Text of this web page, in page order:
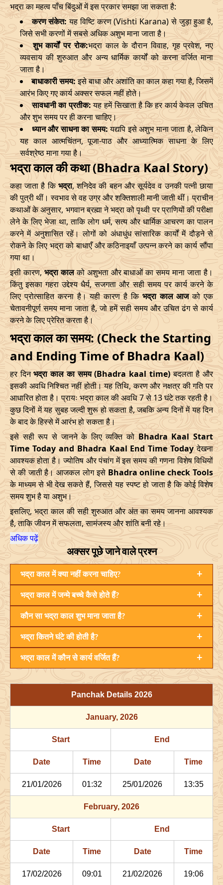
Start
Bhadra
Name
Date Time Date
02/03/2026 17:55 Mrityulok 03/03/2026
06/03/2026 05:28 Patallok 06/03/2026
09/03/2026 23:27 Swarglok 10/03/2026
13/03/2026 19:19:00 Patallok 14/03/2026
17/03/2026 09:22 Mrityulok 17/03/2026
22/03/2026 10:35 Swarglok 22/03/2026
25/03/2026 13:49 Swarglok 26/03/2026
28/03/2026 20:16 Mrityulok 29/03/2026
April, 2026
Start
Bhadra
Name
End
Date Time Date
01/04/2026 07:07 Mrityulok 01/04/2026
04/04/2026 23:04 Patallok 05/04/2026
08/04/2026 19:01 Patallok 09/04/2026
12/04/2026 12:56 Patallok 13/04/2026
15/04/2026 22:32 Mrityulok 16/04/2026
20/04/2026 17:51 Swarglok 21/04/2026
23/04/2026 20:49 Mrityulok 24/04/2026
27/04/2026 06:10 Mrityulok 27/04/2026
30/04/2026 21:12 Patallok 01/05/2026
May, 2026
Start
Bhadra
Name
End
Date Time Date
04/05/2026 16:12 Swarglok
08/05/2026 12:21 Patallok
12/05/2026 03:08 Mrityulok
15/05/2026 08:31
20/05/2026
23/05/2026 05:04 Mrityulok 23/05/2026
26/05/2026 17:45 Patallok 27/05/2026
30/05/2026 11:57 Swarglok 31/05/2026
June, 2026
Start
Bhadra
End
Date Time Date
03/06/2026 08:11 Patallok 03/06/2026
07/06/2026 02:42 Mrityulok 07/06/2026
10/06/2026 13:46 Mrityulok 11/06/2026
भद्रा का महत्व पाँच बिंदुओं में इस प्रकार समझा जा सकता है:
करण संकेत: यह विष्टि करण (Vishti Karana) से जुड़ा हुआ है,
जिसे सभी करणों में सबसे अधिक अशुभ माना जाता है।
शुभ कार्यों पर रोक:भद्रा काल के दौरान विवाह, गृह प्रवेश, नए
व्यवसाय की शुरुआत और अन्य धार्मिक कार्यों को करना वर्जित माना
जाता है।
बाधाकारी समय:इसे बाधा और अशांति का काल कहा गया है, जिसमें
आरंभ किए गए कार्य अक्सर सफल नहीं होते।
सावधानी का प्रतीक:यह हमें सिखाता है कि हर कार्य केवल उचित
और शुभ समय पर ही करना चाहिए।
ध्यान और साधना का समय:यद्यपि इसे अशुभ माना जाता है, लेकिन
यह काल आत्मचिंतन, पूजा-पाठ और आध्यात्मिक साधना के लिए
सर्वश्रेष्ठ माना गया है।
भद्रा काल की कथा (Bhadra Kaal Story)
कहा जाता है किभद्रा, शनिदेव की बहन और सूर्यदेव व उनकी पत्नी छाया
की पुत्री थीं। स्वभाव से वह उग्र और शक्तिशाली मानी जाती थीं। प्राचीन
कथाओं के अनुसार, भगवान ब्रह्मा ने भद्रा को पृथ्वी पर प्राणियों की परीक्षा
लेने के लिए भेजा था, ताकि लोग धर्म, सत्य और धार्मिक आचरण का पालन
करने में अनुशासित रहें। लोगों को अंधाधुंध सांसारिक कार्यों में दौड़ने से
रोकने के लिए भद्रा को बाधाएँ और कठिनाइयाँ उत्पन्न करने का कार्य सौंपा
गया था।
इसी कारण,भद्रा कालको अशुभता और बाधाओं का समय माना जाता है।
किंतु इसका गहरा उद्देश्य धैर्य, सजगता और सही समय पर कार्य करने के
लिए प्रोत्साहित करना है। यही कारण है किभद्रा काल आजको एक
चेतावनीपूर्ण समय माना जाता है, जो हमें सही समय और उचित ढंग से कार्य
करने के लिए प्रेरित करता है।
भद्रा काल का समय: (Check the Starting
and Ending Time of Bhadra Kaal)
हर दिनभद्रा काल का समय (Bhadra kaal time)बदलता है और
इसकी अवधि निश्चित नहीं होती। यह तिथि, करण और नक्षत्र की गति पर
आधारित होता है। प्रायः भद्रा काल की अवधि 7 से 13 घंटे तक रहती है।
कुछ दिनों में यह सुबह जल्दी शुरू हो सकता है, जबकि अन्य दिनों में यह दिन
के बाद के हिस्से में आरंभ हो सकता है।
इसे सही रूप से जानने के लिए व्यक्ति कोBhadra Kaal Start
Time Today and Bhadra Kaal End Time Todayदेखना
आवश्यक होता है। ज्योतिष और पंचांग में इस समय की गणना विशेष विधियों
से की जाती है। आजकल लोग इसे Bhadra online check Tools
के माध्यम से भी देख सकते हैं, जिससे यह स्पष्ट हो जाता है कि कोई विशेष
समय शुभ है या अशुभ।
इसलिए, भद्रा काल की सही शुरुआत और अंत का समय जानना आवश्यक
है, ताकि जीवन में सफलता, सामंजस्य और शांति बनी रहे।
अधिक पढ़ें
अक्सर पूछे जाने वाले प्रश्न
भद्रा काल में क्या नहीं करना चाहिए? +
भद्रा काल में जन्मे बच्चे कैसे होते हैं? +
कौन सा भद्रा काल शुभ माना जाता है? +
भद्रा कितने घंटे की होती है? +
भद्रा काल में कौन से कार्य वर्जित हैं? +
Panchak Details2026
January, 2026
Start End
Date Time Date Time
21/01/2026 01:32 25/01/2026 13:35
February, 2026
Start End
Date Time Date Time
17/02/2026 09:01 21/02/2026 19:06